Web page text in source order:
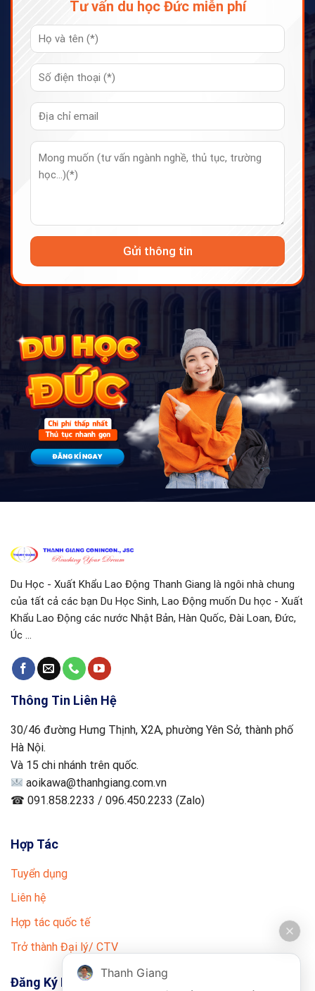
Tư vấn du học Đức miễn phí
Du Học - Xuất Khẩu Lao Động Thanh Giang là ngôi nhà chung
của tất cả các bạn Du Học Sinh, Lao Động muốn Du học - Xuất
Khẩu Lao Động các nước Nhật Bản, Hàn Quốc, Đài Loan, Đức,
Úc ...
Thông Tin Liên Hệ
30/46 đường Hưng Thịnh, X2A, phường Yên Sở, thành phố
Hà Nội.
Và 15 chi nhánh trên quốc.
aoikawa@thanhgiang.com.vn
☎ 091.858.2233 / 096.450.2233 (Zalo)
Hợp Tác
Tuyển dụng
Liên hệ
Hợp tác quốc tế
Trở thành Đại lý/ CTV
Đăng Ký Nhận Tin
Thanh Giang